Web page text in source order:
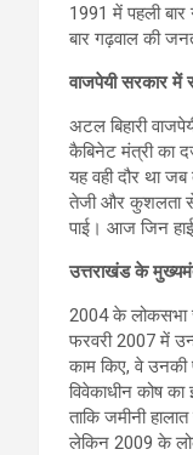
1991 में पहली
बार गढ़वाल की
वाजपेयी सरकार में
अटल बिहारी
कैबिनेट मंत्री का
यह वही दौर था
तेजी और कुशलता से
पाई। आज जिन
उत्तराखंड के
2004 के लोकसभा
फरवरी 2007 में
काम किए, वे उनकी
विवेकाधीन कोष का
ताकि जमीनी
लेकिन 2009 के